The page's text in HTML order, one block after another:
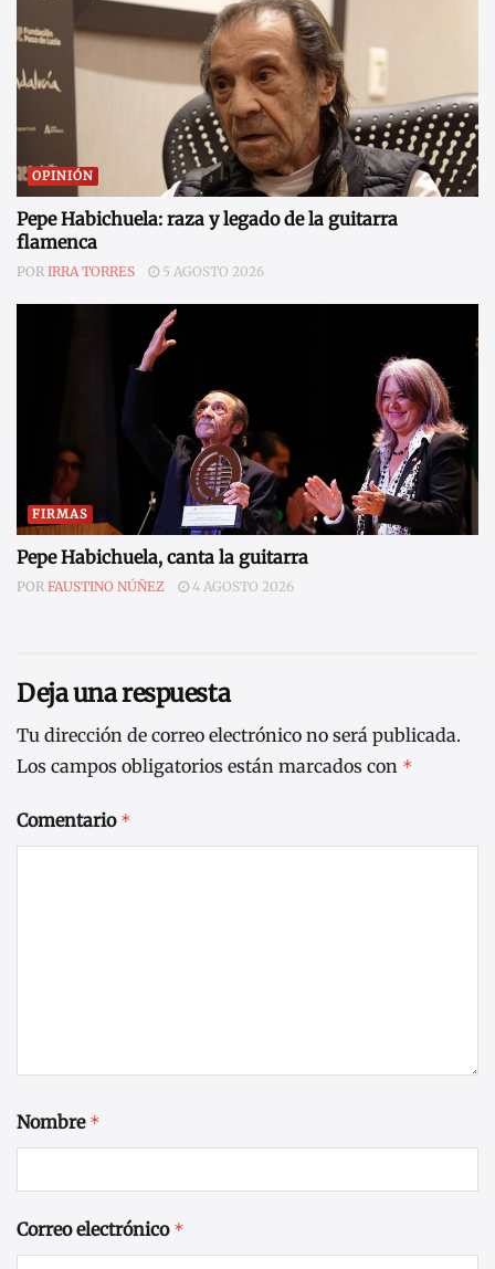
OPINIÓN
Pepe Habichuela: raza y legado de la guitarra
flamenca
POR IRRA TORRES 5 AGOSTO 2026
FIRMAS
Pepe Habichuela, canta la guitarra
POR FAUSTINO NÚÑEZ 4 AGOSTO 2026
Deja una respuesta
Tu dirección de correo electrónico no será publicada.
Los campos obligatorios están marcados con *
Comentario *
Nombre *
Correo electrónico *